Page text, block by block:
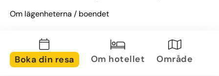
Om lägenheterna / boendet
vindsvåningar (ático) med utsikt mot havet.
Varje enhet har fullt utrustat pentry (utan ugn i
många fall), inklusive kylskåp, mikrovågsugn,
Boka din resa Om hotellet Område